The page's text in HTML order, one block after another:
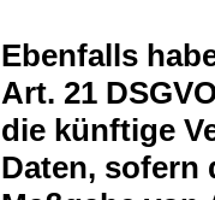
Ebenfalls
Art. 21
die künftige
Daten, sofern